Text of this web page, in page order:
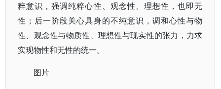
粹意识，强调纯粹心性、观念性、理想性，也即无
性；后一阶段关心具身的不纯意识，调和心性与物
性、观念性与物质性、理想性与现实性的张力，力求
实现物性和无性的统一。
图片